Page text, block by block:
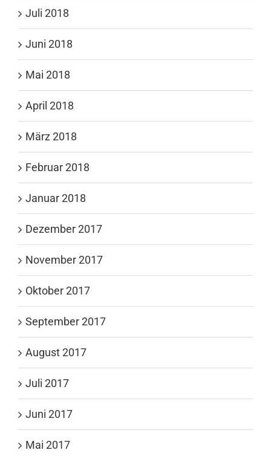
Juli 2018
Juni 2018
Mai 2018
April 2018
März 2018
Februar 2018
Januar 2018
Dezember 2017
November 2017
Oktober 2017
September 2017
August 2017
Juli 2017
Juni 2017
Mai 2017